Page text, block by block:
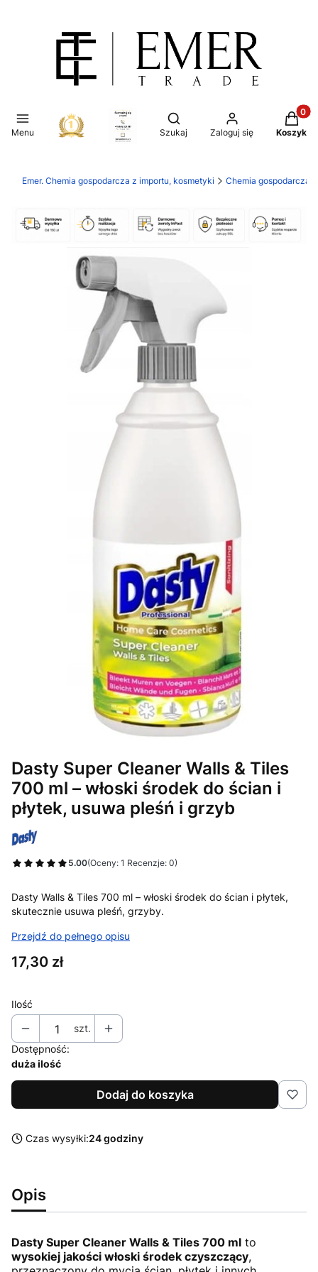
Menu
Otwórz wyszukiwarkę
Szukaj Zaloguj się Koszyk
Emer. Chemia gospodarcza z importu, kosmetyki Chemia gospodarcza
Dasty Super Cleaner Walls & Tiles
700 ml – włoski środek do ścian i
płytek, usuwa pleśń i grzyb
5.00(Oceny: 1 Recenzje: 0)
Przejdź do sekcji Opinie
Dasty Walls & Tiles 700 ml – włoski środek do ścian i płytek,
skutecznie usuwa pleśń, grzyby.
Przejdź do pełnego opisu
Cena
17,30 zł
Ilość
szt.
Dostępność:
duża ilość
Dodaj do koszyka
Czas wysyłki:24 godziny
Opis
Dasty Super Cleaner Walls & Tiles 700 ml to
wysokiej jakości włoski środek czyszczący,